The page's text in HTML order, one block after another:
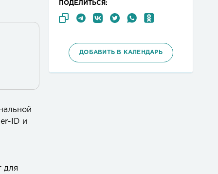
ID и
для
ПОДЕЛИТЬСЯ:
ДОБАВИТЬ В КАЛЕНДАРЬ